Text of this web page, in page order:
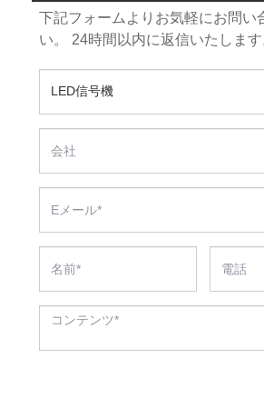
下記フォームよりお気軽にお問い
い。 24時間以内に返信いたします